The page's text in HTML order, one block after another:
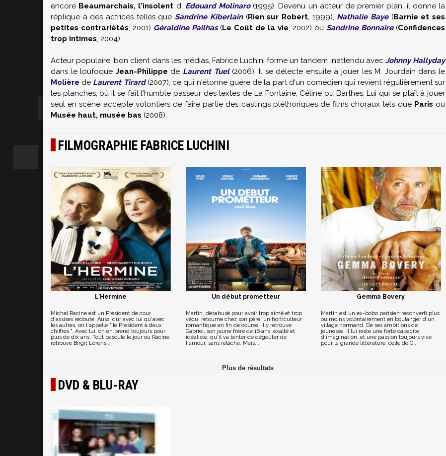
encore Beaumarchais, l'insolent d' Edouard Molinaro(1995). Devenu un acteur de premier plan, il donne la
réplique à des actrices telles queSandrine Kiberlain(Rien sur Robert, 1999), Nathalie Baye(Barnie et ses
petites contrariétés, 2001) Géraldine Pailhas(Le Coût de la vie, 2002) ou Sandrine Bonnaire(Confidences
trop intimes, 2004).
Acteur populaire, bon client dans les médias, Fabrice Luchini forme un tandem inattendu avec Johnny Hallyday
dans le loufoque Jean-Philippe de Laurent Tuel(2006). Il se délecte ensuite à jouer les M. Jourdain dans le
Molière de Laurent Tirard(2007), ce qui n'étonne guère de la part d'un comédien qui revient régulièrement sur
les planches, où il se fait l'humble passeur des textes de La Fontaine, Céline ou Barthes. Lui qui se plaît à jouer
seul en scène accepte volontiers de faire partie des castings pléthoriques de films choraux tels que Paris ou
Musée haut, musée bas (2008).
FILMOGRAPHIE FABRICE LUCHINI
L'Hermine
Michel Racine est un Président de cour
d'assises redouté. Aussi dur avec lui qu'avec
les autres, on l'appelle " le Président à deux
chiffres ". Avec lui, on en prend toujours pour
plus de dix ans. Tout bascule le jour où Racine
retrouve Birgit Lorens...
Un début prometteur
Martin, désabusé pour avoir trop aimé et trop
vécu, retourne chez son père, un horticulteur
romantique en fin de course. Il y retrouve
Gabriel, son jeune frère de 16 ans, exalté et
idéaliste, qu'il va tenter de dégoûter de
l'amour, sans relâche. Mais...
Gemma Bovery
Martin est un ex-bobo parisien reconverti plus
ou moins volontairement en boulanger d'un
village normand. De ses ambitions de
jeunesse, il lui reste une forte capacité
d'imagination, et une passion toujours vive
pour la grande littérature, celle de G...
DVD & BLU-RAY